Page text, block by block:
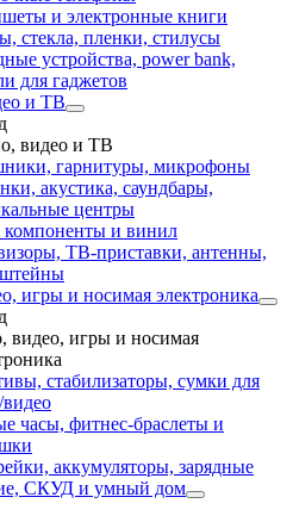
и электронные книги
стекла, пленки, стилусы
устройства, power bank,
для гаджетов
и ТВ
видео и ТВ
гарнитуры, микрофоны
акустика, саундбары,
центры
и винил
ТВ-приставки, антенны,
игры и носимая электроника
видео, игры и носимая
стабилизаторы, сумки для
часы, фитнес-браслеты и
аккумуляторы, зарядные
СКУД и умный дом